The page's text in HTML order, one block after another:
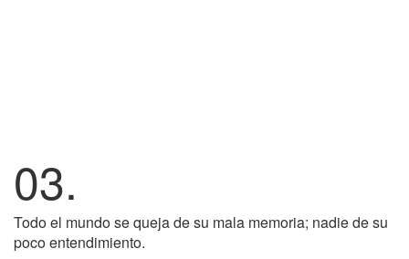
03.
Todo el mundo se queja de su mala memoria; nadie de su
poco entendimiento.